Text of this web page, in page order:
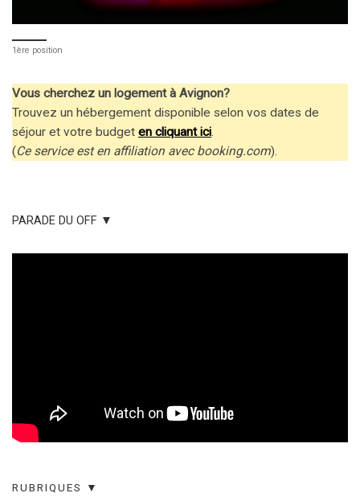
1ère position
Vous cherchez un logement à Avignon?
Trouvez un hébergement disponible selon vos dates de
séjour et votre budget en cliquant ici
(Ce service est en affiliation avec booking.com).
PARADE DU OFF ▼
RUBRIQUES ▼